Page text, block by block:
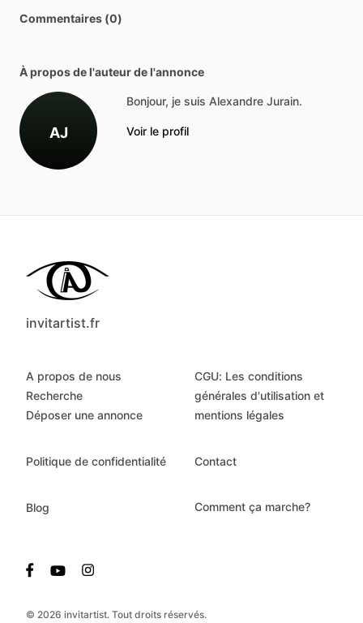
Commentaires (0)
À propos de l'auteur de l'annonce
AJ
Bonjour, je suis Alexandre Jurain.
Voir le profil
invitartist.fr
© 2026 invitartist. Tout droits réservés.
A propos de nous
Recherche
Déposer une annonce
CGU: Les conditions
générales d'utilisation et
mentions légales
Politique de confidentialité Contact
Blog Comment ça marche?